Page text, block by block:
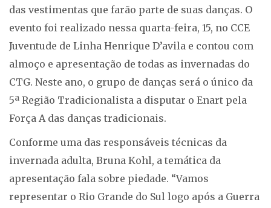
das vestimentas que farão parte de suas danças. O
evento foi realizado nessa quarta-feira, 15, no CCE
Juventude de Linha Henrique D’avila e contou com
almoço e apresentação de todas as invernadas do
CTG. Neste ano, o grupo de danças será o único da
5ª Região Tradicionalista a disputar o Enart pela
Força A das danças tradicionais.
Conforme uma das responsáveis técnicas da
invernada adulta, Bruna Kohl, a temática da
apresentação fala sobre piedade. “Vamos
representar o Rio Grande do Sul logo após a Guerra